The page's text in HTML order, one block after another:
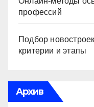
профессий
Подбор
критерии и этапы
Архив